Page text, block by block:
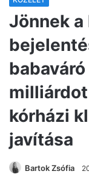
Jönnek
kórházi
javítása
Bartok Zsófia